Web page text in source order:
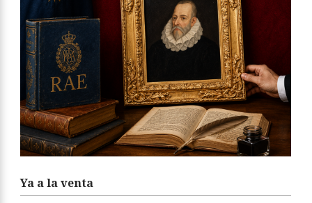
Ya a la venta